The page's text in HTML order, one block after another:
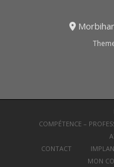
COMPÉTENCE –
CONTACT
MON